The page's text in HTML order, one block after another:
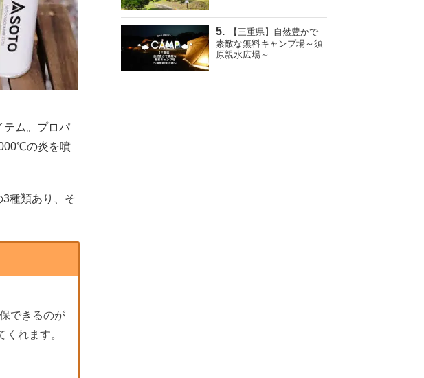
テム。プロパ
の炎を噴
種類あり、そ
できるのが
れます。
【三重県】自然豊かで
素敵な無料キャンプ場～須
原親水広場～